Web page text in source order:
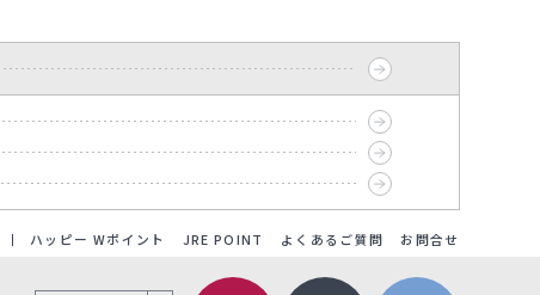
ハッピー Wポイント JRE POINT よくあるご質問 お問合せ